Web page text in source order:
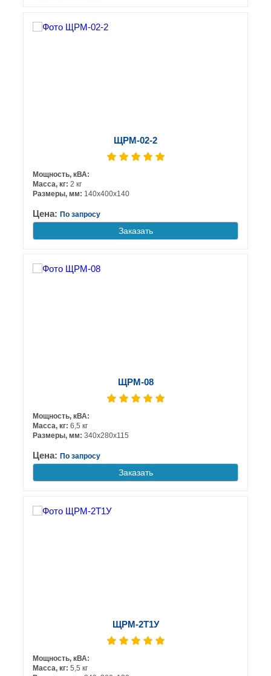
ЩРМ-02-2
Мощность, кВА:
Масса, кг: 2 кг
Размеры, мм: 140х400х140
Цена: По запросу
Заказать
ЩРМ-08
Мощность, кВА:
Масса, кг: 6,5 кг
Размеры, мм: 340х280х115
Цена: По запросу
Заказать
ЩРМ-2Т1У
Мощность, кВА:
Масса, кг: 5,5 кг